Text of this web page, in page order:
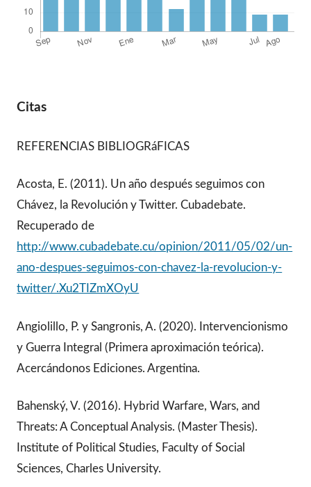
Citas
REFERENCIAS BIBLIOGRáFICAS
Acosta, E. (2011). Un año después seguimos con
Chávez, la Revolución y Twitter. Cubadebate.
Recuperado de
http://www.cubadebate.cu/opinion/2011/05/02/un-
ano-despues-seguimos-con-chavez-la-revolucion-y-
twitter/.Xu2TIZmXOyU
Angiolillo, P. y Sangronis, A. (2020). Intervencionismo
y Guerra Integral (Primera aproximación teórica).
Acercándonos Ediciones. Argentina.
Bahenský, V. (2016). Hybrid Warfare, Wars, and
Threats: A Conceptual Analysis. (Master Thesis).
Institute of Political Studies, Faculty of Social
Sciences, Charles University.